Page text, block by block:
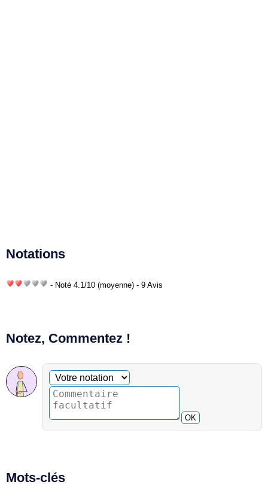
Notations
- Noté 4.1 /10 (moyenne) - 9 Avis
Notez, Commentez !
Commentaire facultatif
Votre notation
OK
Mots-clés